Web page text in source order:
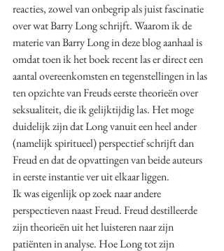
reacties, zowel van onbegrip als juist fascinatie
over wat Barry Long schrijft. Waarom ik de
materie van Barry Long in deze blog aanhaal is
omdat toen ik het boek recent las er direct een
aantal overeenkomsten en tegenstellingen in las
ten opzichte van Freuds eerste theorieën over
seksualiteit, die ik gelijktijdig las. Het moge
duidelijk zijn dat Long vanuit een heel ander
(namelijk spiritueel) perspectief schrijft dan
Freud en dat de opvattingen van beide auteurs
in eerste instantie ver uit elkaar liggen.
Ik was eigenlijk op zoek naar andere
perspectieven naast Freud. Freud destilleerde
zijn theorieën uit het luisteren naar zijn
patiënten in analyse. Hoe Long tot zijn